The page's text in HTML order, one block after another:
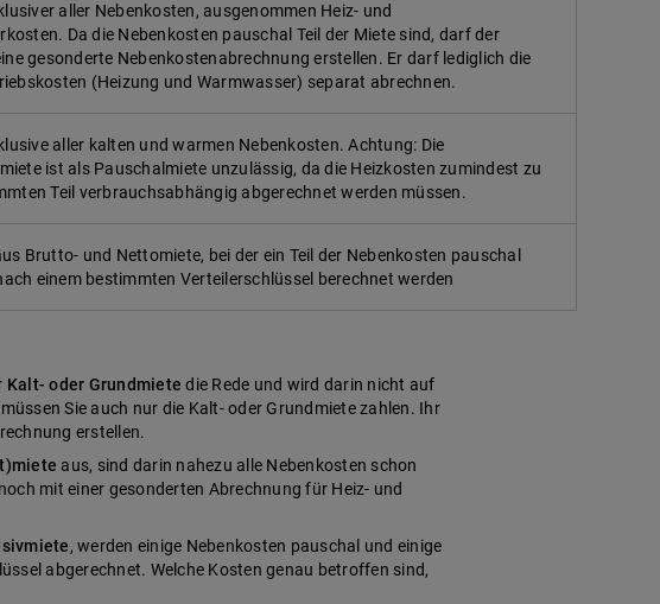
aller Nebenkosten, ausgenommen Heiz- und
Da die Nebenkosten pauschal Teil der Miete sind, darf der
gesonderte Nebenkostenabrechnung erstellen. Er darf lediglich die
(Heizung und Warmwasser) separat abrechnen.
aller kalten und warmen Nebenkosten. Achtung: Die
ist als Pauschalmiete unzulässig, da die Heizkosten zumindest zu
Teil verbrauchsabhängig abgerechnet werden müssen.
Brutto- und Nettomiete, bei der ein Teil der Nebenkosten pauschal
einem bestimmten Verteilerschlüssel berechnet werden
Kalt- oder Grundmiete die Rede und wird darin nicht auf
Sie auch nur die Kalt- oder Grundmiete zahlen. Ihr
erstellen.
aus, sind darin nahezu alle Nebenkosten schon
mit einer gesonderten Abrechnung für Heiz- und
, werden einige Nebenkosten pauschal und einige
abgerechnet. Welche Kosten genau betroffen sind,